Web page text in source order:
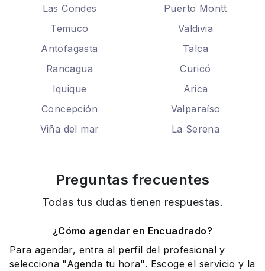
Las Condes
Puerto Montt
Temuco
Valdivia
Antofagasta
Talca
Rancagua
Curicó
Iquique
Arica
Concepción
Valparaíso
Viña del mar
La Serena
Preguntas frecuentes
Todas tus dudas tienen respuestas.
¿Cómo agendar en Encuadrado?
Para agendar, entra al perfil del profesional y
selecciona "Agenda tu hora". Escoge el servicio y la